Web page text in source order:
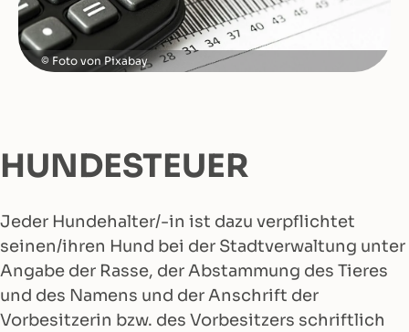
Foto von Pixabay
HUNDESTEUER
Jeder Hundehalter/-in ist dazu verpflichtet
seinen/ihren Hund bei der Stadtverwaltung unter
Angabe der Rasse, der Abstammung des Tieres
und des Namens und der Anschrift der
Vorbesitzerin bzw. des Vorbesitzers schriftlich